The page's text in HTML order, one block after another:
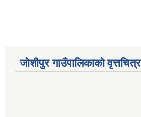
जोशीपुर गाउँपालिकाको वृत्तचित्र